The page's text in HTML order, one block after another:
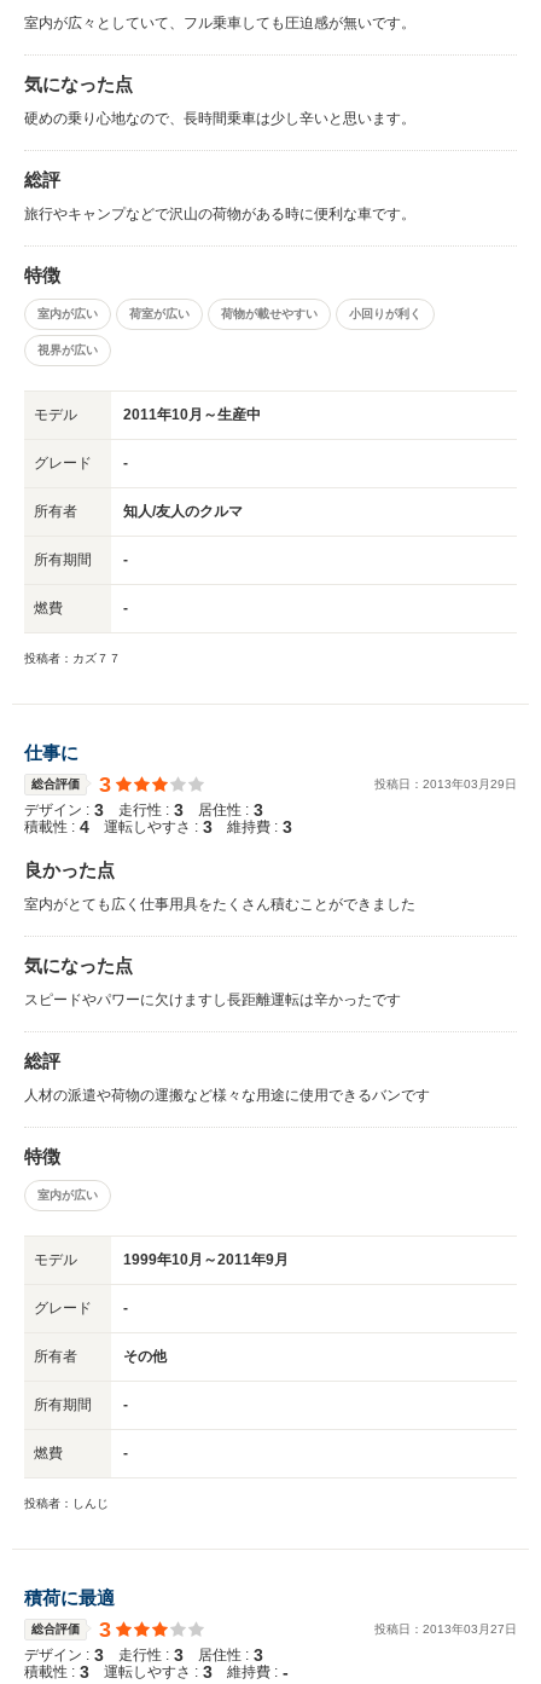
室内が広々としていて、フル乗車しても圧迫感が無いです。
気になった点
硬めの乗り心地なので、長時間乗車は少し辛いと思います。
総評
旅行やキャンプなどで沢山の荷物がある時に便利な車です。
特徴
室内が広い 荷室が広い 荷物が載せやすい 小回りが利く
視界が広い
モデル 2011年10月～生産中
グレード -
所有者 知人/友人のクルマ
所有期間 -
燃費 -
投稿者：カズ７７
仕事に
総合評価 3 投稿日： 2013年03 月29日
デザイン : 3 走行性 : 3 居住性 : 3
積載性 : 4 運転しやすさ : 3 維持費 : 3
良かった点
室内がとても広く仕事用具をたくさん積むことができました
気になった点
スピードやパワーに欠けますし長距離運転は辛かったです
総評
人材の派遣や荷物の運搬など様々な用途に使用できるバンです
特徴
室内が広い
モデル 1999年10月～2011年9月
グレード -
所有者 その他
所有期間 -
燃費 -
投稿者：しんじ
積荷に最適
総合評価 3 投稿日： 2013年03 月27日
デザイン : 3 走行性 : 3 居住性 : 3
積載性 : 3 運転しやすさ : 3 維持費 : -